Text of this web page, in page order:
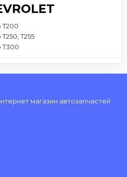
T255
T300
магазин автозапчастей